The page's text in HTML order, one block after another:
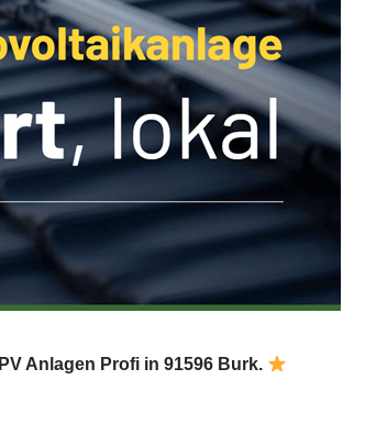
PV Anlagen Profi in 91596 Burk.